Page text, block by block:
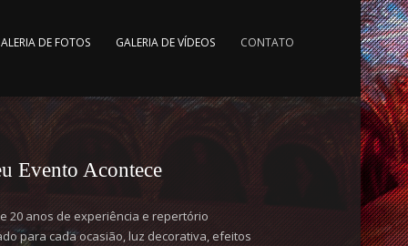
DE FOTOS GALERIA DE VÍDEOS CONTATO
Evento Acontece
20 anos de experiência e repertório
para cada ocasião, luz decorativa, efeitos